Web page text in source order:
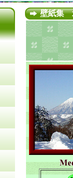
壁紙集